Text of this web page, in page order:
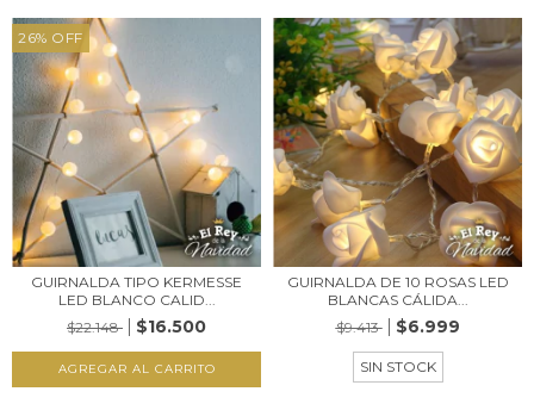
26% OFF
GUIRNALDA TIPO KERMESSE
LED BLANCO CALID...
$22.148
$16.500
GUIRNALDA DE 10 ROSAS LED
BLANCAS CÁLIDA...
$9.413
$6.999
SIN STOCK